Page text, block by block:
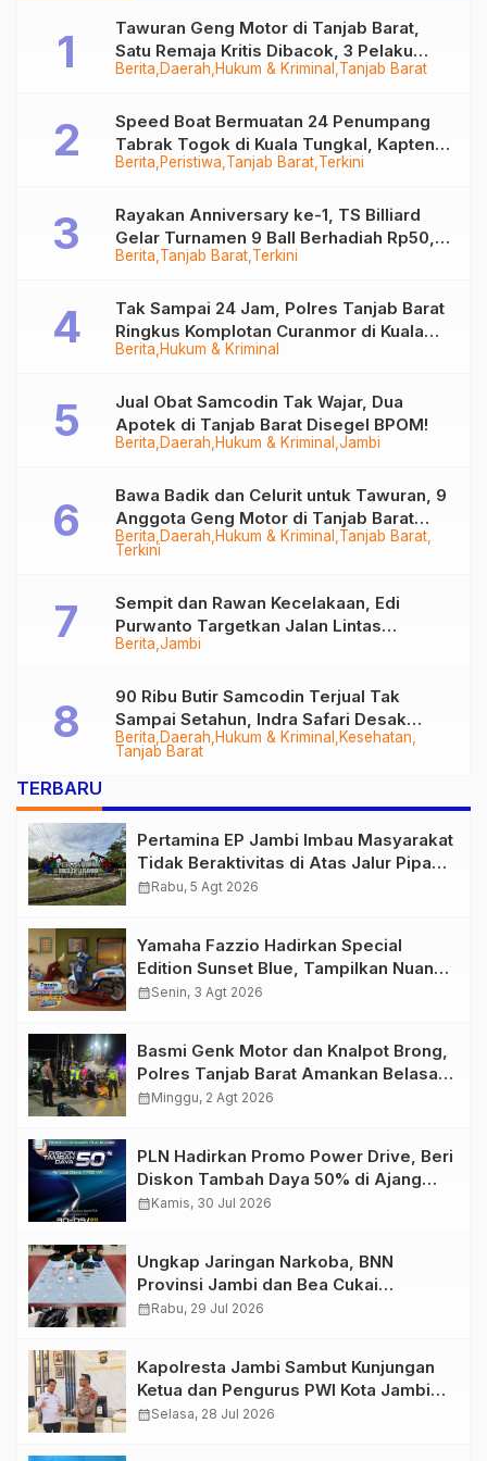
Berita Daerah Hukum & Kriminal Tanjab Barat
Tawuran Geng Motor di Tanjab Barat,
Satu Remaja Kritis Dibacok, 3 Pelaku
Ditangkap
Berita Peristiwa Tanjab Barat Terkini
Speed Boat Bermuatan 24 Penumpang
Tabrak Togok di Kuala Tungkal, Kapten
Sempat Hilang
Berita Tanjab Barat Terkini
Rayakan Anniversary ke-1, TS Billiard
Gelar Turnamen 9 Ball Berhadiah Rp50,8
Juta
Berita Hukum & Kriminal
Tak Sampai 24 Jam, Polres Tanjab Barat
Ringkus Komplotan Curanmor di Kuala
Tungkal
Berita Daerah Hukum & Kriminal Jambi
Jual Obat Samcodin Tak Wajar, Dua
Apotek di Tanjab Barat Disegel BPOM!
Berita Daerah Hukum & Kriminal Tanjab Barat
Terkini
Bawa Badik dan Celurit untuk Tawuran, 9
Anggota Geng Motor di Tanjab Barat
Diringkus
Berita Jambi
Sempit dan Rawan Kecelakaan, Edi
Purwanto Targetkan Jalan Lintas
Tungkal-Jambi Mulus di 2028
Berita Daerah Hukum & Kriminal
Kesehatan
Tanjab Barat
90 Ribu Butir Samcodin Terjual Tak
Sampai Setahun, Indra Safari Desak
Audit Menyeluruh
TERBARU
Pertamina EP Jambi Imbau Masyarakat
Tidak Beraktivitas di Atas Jalur Pipa
Migas Demi Keselamatan Bersama
calendar_monthRabu, 5 Agt 2026
Yamaha Fazzio Hadirkan Special
Edition Sunset Blue, Tampilkan Nuansa
Retro Summer yang Semakin Skena
calendar_monthSenin, 3 Agt 2026
Basmi Genk Motor dan Knalpot Brong,
Polres Tanjab Barat Amankan Belasan
Kendaraan
calendar_monthMinggu, 2 Agt 2026
PLN Hadirkan Promo Power Drive, Beri
Diskon Tambah Daya 50% di Ajang
GIIAS 2026
calendar_monthKamis, 30 Jul 2026
Ungkap Jaringan Narkoba, BNN
Provinsi Jambi dan Bea Cukai
Amankan Sembilan Pelaku beserta
calendar_monthRabu, 29 Jul 2026
Kapolresta Jambi Sambut Kunjungan
Ketua dan Pengurus PWI Kota Jambi
Perkuat Sinergi dan Kolaborasi
calendar_monthSelasa, 28 Jul 2026